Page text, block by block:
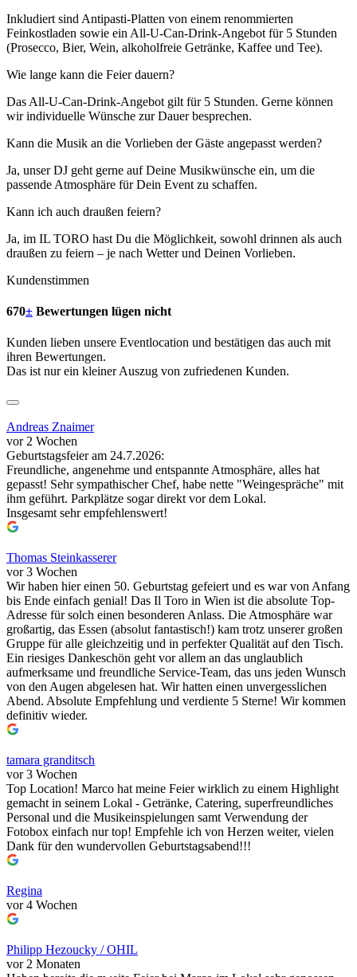
Inkludiert sind Antipasti-Platten von einem renommierten
Feinkostladen sowie ein All-U-Can-Drink-Angebot für 5 Stunden
(Prosecco, Bier, Wein, alkoholfreie Getränke, Kaffee und Tee).
Wie lange kann die Feier dauern?
Das All-U-Can-Drink-Angebot gilt für 5 Stunden. Gerne können
wir individuelle Wünsche zur Dauer besprechen.
Kann die Musik an die Vorlieben der Gäste angepasst werden?
Ja, unser DJ geht gerne auf Deine Musikwünsche ein, um die
passende Atmosphäre für Dein Event zu schaffen.
Kann ich auch draußen feiern?
Ja, im IL TORO hast Du die Möglichkeit, sowohl drinnen als auch
draußen zu feiern – je nach Wetter und Deinen Vorlieben.
Kundenstimmen
670± Bewertungen lügen nicht
Kunden lieben unsere Eventlocation und bestätigen das auch mit
ihren Bewertungen.
Das ist nur ein kleiner Auszug von zufriedenen Kunden.
Andreas Znaimer
vor 2 Wochen
Geburtstagsfeier am 24.7.2026:
Freundliche, angenehme und entspannte Atmosphäre, alles hat
gepasst! Sehr sympathischer Chef, habe nette "Weingespräche" mit
ihm geführt. Parkplätze sogar direkt vor dem Lokal.
Insgesamt sehr empfehlenswert!
Thomas Steinkasserer
vor 3 Wochen
Wir haben hier einen 50. Geburtstag gefeiert und es war von Anfang
bis Ende einfach genial! Das Il Toro in Wien ist die absolute Top-
Adresse für solch einen besonderen Anlass. Die Atmosphäre war
großartig, das Essen (absolut fantastisch!) kam trotz unserer großen
Gruppe für alle gleichzeitig und in perfekter Qualität auf den Tisch.
Ein riesiges Dankeschön geht vor allem an das unglaublich
aufmerksame und freundliche Service-Team, das uns jeden Wunsch
von den Augen abgelesen hat. Wir hatten einen unvergesslichen
Abend. Absolute Empfehlung und verdiente 5 Sterne! Wir kommen
definitiv wieder.
tamara granditsch
vor 3 Wochen
Top Location! Marco hat meine Feier wirklich zu einem Highlight
gemacht in seinem Lokal - Getränke, Catering, superfreundliches
Personal und die Musikeinspielungen samt Verwendung der
Fotobox einfach nur top! Empfehle ich von Herzen weiter, vielen
Dank für den wundervollen Geburtstagsabend!!!
Regina
vor 4 Wochen
Philipp Hezoucky / OHIL
vor 2 Monaten